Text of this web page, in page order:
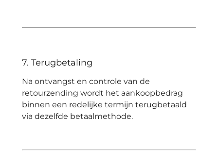
7. Terugbetaling
Na ontvangst en controle van de
retourzending wordt het aankoopbedrag
binnen een redelijke termijn terugbetaald
via dezelfde betaalmethode.